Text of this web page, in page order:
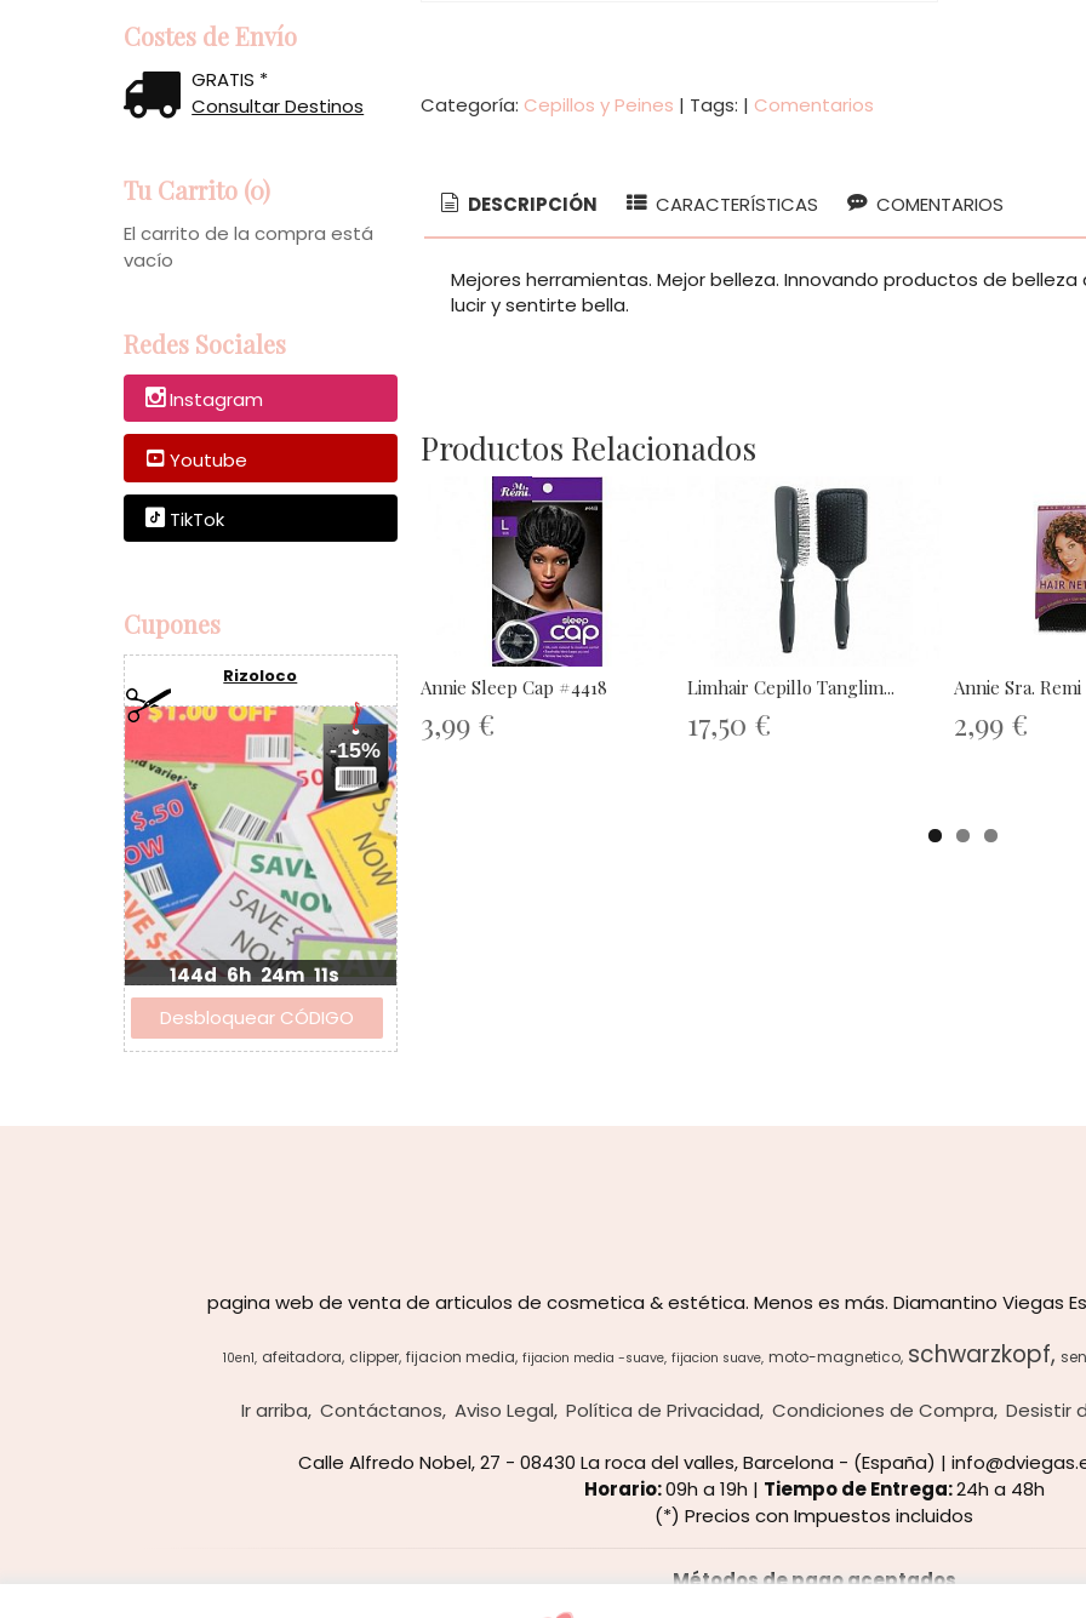
Costes de Envío
GRATIS *
Consultar Destinos
Tu Carrito (0)
El carrito de la compra está
vacío
Redes Sociales
Instagram
Youtube
TikTok
Cupones
Rizoloco
-15%
144d 6h 24m 11s
Categoría: Cepillos y Peines | Tags: | Comentarios
DESCRIPCIÓN CARACTERÍSTICAS COMENTARIOS
Mejores herramientas. Mejor belleza. Innovando productos de
lucir y sentirte bella.
Productos Relacionados
Annie Sleep Cap #4418
3,99 €
Limhair Cepillo Tanglim...
17,50 €
Annie Sra.
2,99 €
pagina web de venta de articulos de cosmetica & estética. Menos es más. Diamantino Viegas
10en1 afeitadora clipper fijacion media fijacion media -suave fijacion suave moto-magnetico schwarzkopf
Ir arriba Contáctanos Aviso Legal Política de Privacidad Condiciones de Compra Desistir
Calle Alfredo Nobel, 27 - 08430 La roca del valles, Barcelona - (España) |
Horario:09h a 19h | Tiempo de Entrega:24h a 48h
(*) Precios con Impuestos incluidos
Métodos de pago aceptados